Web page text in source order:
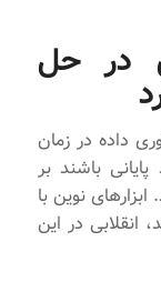
در حل
داده در زمان
باشند بر
نوین با
در این